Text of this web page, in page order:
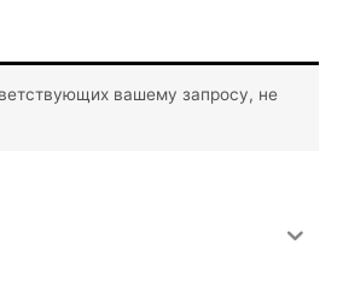
вашему запросу, не